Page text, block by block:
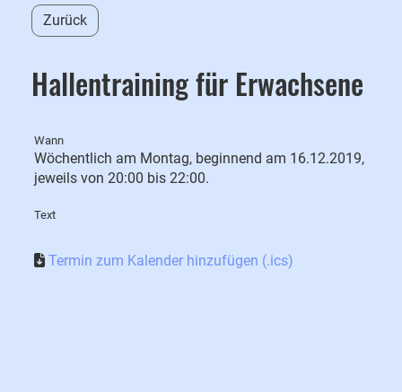
Zurück
Hallentraining für Erwachsene
Wann
Wöchentlich am Montag, beginnend am 16.12.2019,
jeweils von 20:00 bis 22:00.
Text
Termin zum Kalender hinzufügen (.ics)